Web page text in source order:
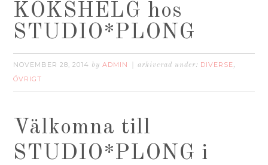
KÖKSHELG hos
STUDIO*PLONG
NOVEMBER 28, 2014 byADMIN arkiverad under: DIVERSE,
ÖVRIGT
Välkomna till
STUDIO*PLONG i